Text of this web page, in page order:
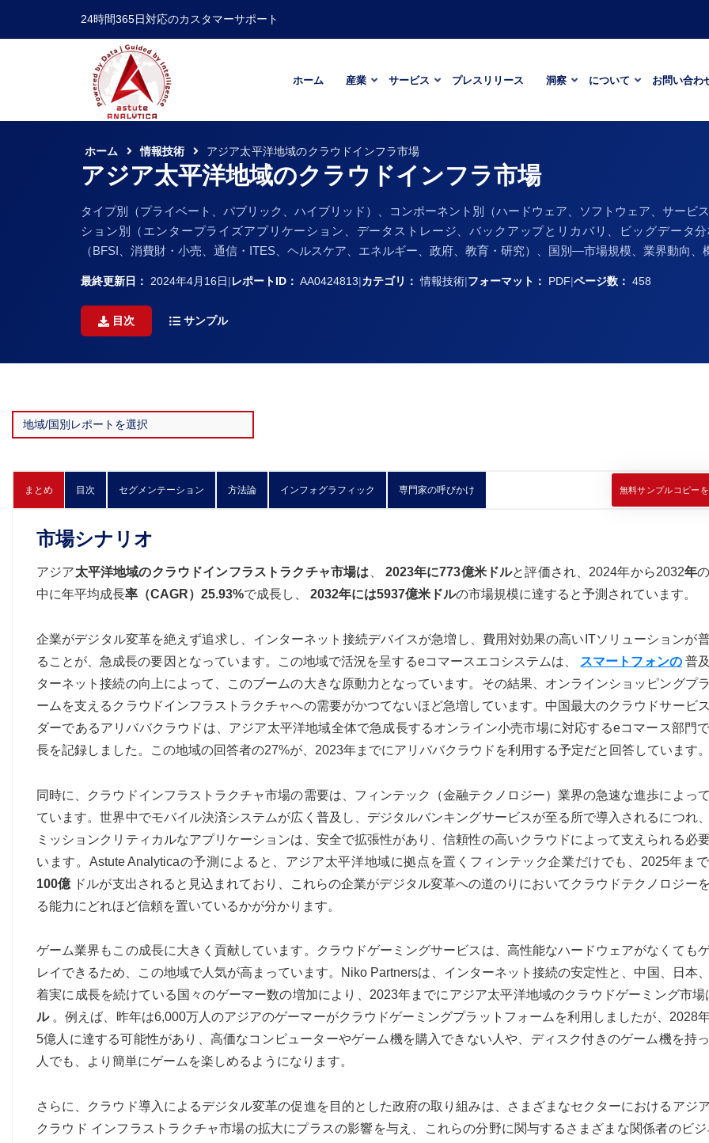
24時間365日対応のカスタマーサポート
ホーム 産業 サービス プレスリリース 洞察 について お問い合わ
ホーム 情報技術 アジア太平洋地域のクラウドインフラ市場
アジア太平洋地域のクラウドインフラ市場
タイプ別（プライベート、パブリック、ハイブリッド）、コンポーネント別（ハードウェア、ソフトウェア、サービ
ション別（エンタープライズアプリケーション、データストレージ、バックアップとリカバリ、ビッグデータ
（BFSI、消費財・小売、通信・ITES、ヘルスケア、エネルギー、政府、教育・研究）、国別―市場規模、業界動向、
最終更新日： 2024年4月16日|レポートID： AA0424813|カテゴリ： 情報技術|フォーマット： PDF|ページ数： 458
目次 サンプル
まとめ 目次 セグメンテーション 方法論 インフォグラフィック 専門家の呼びかけ 無料サンプルコピー
市場シナリオ
アジア太平洋地域のクラウドインフラストラクチャ市場は 2023年に773億米ドルと評価され、2024年から2032年
中に年平均成長率（CAGR）25.93%で成長し、 2032年には5937億米ドルの市場規模に達すると予測されています。
企業がデジタル変革を絶えず追求し、インターネット接続デバイスが急増し、費用対効果の高いITソリューションが
ることが、急成長の要因となっています。この地域で活況を呈するeコマースエコシステムは、
スマートフォンの普
ターネット接続の向上によって、このブームの大きな原動力となっています。その結果、オンラインショッピングプ
ームを支えるクラウドインフラストラクチャへの需要がかつてないほど急増しています。中国最大のクラウドサービ
ダーであるアリババクラウドは、アジア太平洋地域全体で急成長するオンライン小売市場に対応するeコマース部門
長を記録しました。この地域の回答者の27%が、2023年までにアリババクラウドを利用する予定だと回答しています
同時に、クラウドインフラストラクチャ市場の需要は、フィンテック（金融テクノロジー）業界の急速な進歩によっ
ています。世界中でモバイル決済システムが広く普及し、デジタルバンキングサービスが至る所で導入されるにつれ
ミッションクリティカルなアプリケーションは、安全で拡張性があり、信頼性の高いクラウドによって支えられる必
います。Astute Analyticaの予測によると、アジア太平洋地域に拠点を置くフィンテック企業だけでも、2025年ま
100億 ドルが支出されると見込まれており、これらの企業がデジタル変革への道のりにおいてクラウドテクノロジー
る能力にどれほど信頼を置いているかが分かります。
ゲーム業界もこの成長に大きく貢献しています。クラウドゲーミングサービスは、高性能なハードウェアがなくても
レイできるため、この地域で人気が高まっています。Niko Partnersは、インターネット接続の安定性と、中国、日本
着実に成長を続けている国々のゲーマー数の増加により、2023年までにアジア太平洋地域のクラウドゲーミング市
ル。例えば、昨年は6,000万人のアジアのゲーマーがクラウドゲーミングプラットフォームを利用しましたが、2028
5億人に達する可能性があり、高価なコンピューターやゲーム機を購入できない人や、ディスク付きのゲーム機を持
人でも、より簡単にゲームを楽しめるようになります。
さらに、クラウド導入によるデジタル変革の促進を目的とした政府の取り組みは、さまざまなセクターにおけるアジ
クラウド インフラストラクチャ市場の拡大にプラスの影響を与え、これらの分野に関与するさまざまな関係者のビ